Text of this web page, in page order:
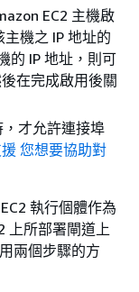
EC2 主機啟
機之 IP 地址的
的 IP 地址，則可
在完成啟用後關
才允許連接埠
您想要協助對
執行個體作為
上所部署閘道上
兩個步驟的方